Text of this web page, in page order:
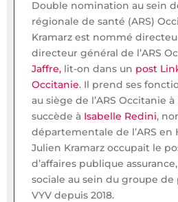
Double nomination au sein
régionale de santé (ARS)
Kramarz est nommé
directeur général de l’ARS
Jaffre, lit-on dans un post
Occitanie. Il prend ses
au siège de l’ARS Occitanie
succède à Isabelle Redini,
départementale de l’ARS en
Julien Kramarz occupait le
d’affaires publique
sociale au sein du groupe
VYV depuis 2018.